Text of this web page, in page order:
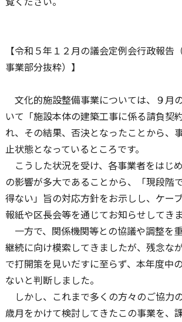
【令和５年１２月の議会定例会行政報告
事業部分抜粋）】
文化的施設整備事業については、９月
いて「施設本体の建築工事に係る請負契
れ、その結果、否決となったことから、
止状態となっているところです。
こうした状況を受け、各事業者をはじ
の影響が多大であることから、「現段階
得ない」旨の対応方針をお示しし、ケー
報紙や区長会等を通じてお知らせしてきま
一方で、関係機関等との協議や調整を
継続に向け模索してきましたが、残念な
で打開策を見いだすに至らず、本年度中
ないと判断しました。
しかし、これまで多くの方々のご協力
歳月をかけて検討してきたこの事業を、